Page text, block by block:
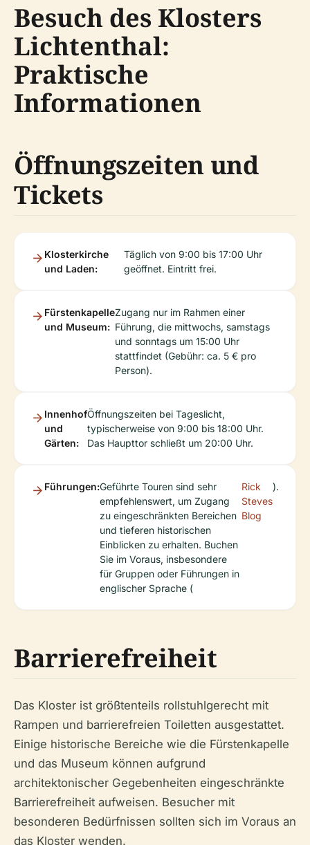
Besuch des Klosters
Lichtenthal:
Praktische
Informationen
Öffnungszeiten und
Tickets
Klosterkirche
und Laden:
Täglich von 9:00 bis 17:00 Uhr
geöffnet. Eintritt frei.
Fürstenkapelle
und Museum:
Zugang nur im Rahmen einer
Führung, die mittwochs, samstags
und sonntags um 15:00 Uhr
stattfindet (Gebühr: ca. 5 € pro
Person).
Innenhof
und
Gärten:
Öffnungszeiten bei Tageslicht,
typischerweise von 9:00 bis 18:00 Uhr.
Das Haupttor schließt um 20:00 Uhr.
Führungen:Geführte Touren sind sehr
empfehlenswert, um Zugang
zu eingeschränkten Bereichen
und tieferen historischen
Einblicken zu erhalten. Buchen
Sie im Voraus, insbesondere
für Gruppen oder Führungen in
englischer Sprache (
Rick
Steves
Blog
).
Barrierefreiheit
Das Kloster ist größtenteils rollstuhlgerecht mit
Rampen und barrierefreien Toiletten ausgestattet.
Einige historische Bereiche wie die Fürstenkapelle
und das Museum können aufgrund
architektonischer Gegebenheiten eingeschränkte
Barrierefreiheit aufweisen. Besucher mit
besonderen Bedürfnissen sollten sich im Voraus an
das Kloster wenden.